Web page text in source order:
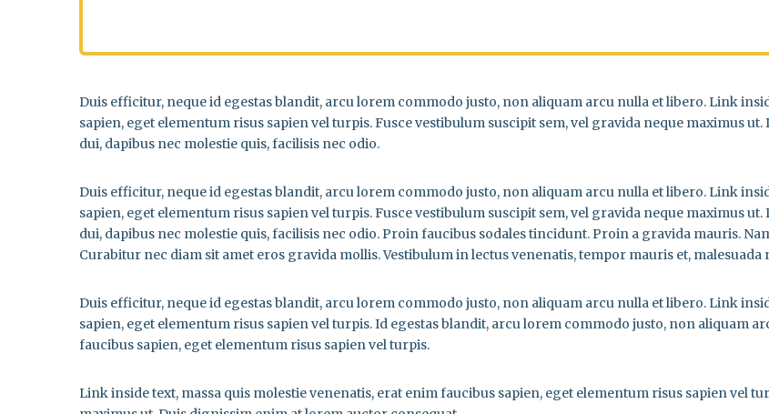
Duis efficitur, neque id egestas blandit, arcu lorem commodo justo, non aliquam arcu nulla et libero. Link
sapien, eget elementum risus sapien vel turpis. Fusce vestibulum suscipit sem, vel gravida neque maximus
dui, dapibus nec molestie quis, facilisis nec odio.
Duis efficitur, neque id egestas blandit, arcu lorem commodo justo, non aliquam arcu nulla et libero. Link
sapien, eget elementum risus sapien vel turpis. Fusce vestibulum suscipit sem, vel gravida neque maximus
dui, dapibus nec molestie quis, facilisis nec odio. Proin faucibus sodales tincidunt. Proin a gravida mauris.
Curabitur nec diam sit amet eros gravida mollis. Vestibulum in lectus venenatis, tempor mauris et, malesuada
Duis efficitur, neque id egestas blandit, arcu lorem commodo justo, non aliquam arcu nulla et libero. Link
sapien, eget elementum risus sapien vel turpis. Id egestas blandit, arcu lorem commodo justo, non aliquam
faucibus sapien, eget elementum risus sapien vel turpis.
Link inside text, massa quis molestie venenatis, erat enim faucibus sapien, eget elementum risus sapien vel